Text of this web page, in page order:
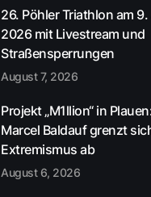
26. Pöhler Triathlon am
2026 mit Livestream und
Straßensperrungen
August 7, 2026
Projekt „M1llion“ in
Marcel Baldauf grenzt
Extremismus ab
August 6, 2026